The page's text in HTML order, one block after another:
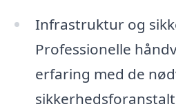
Infrastruktur og
Professionelle
erfaring med de